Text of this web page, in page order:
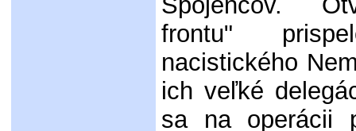
frontu"
nacistického
ich veľké
sa na operácii